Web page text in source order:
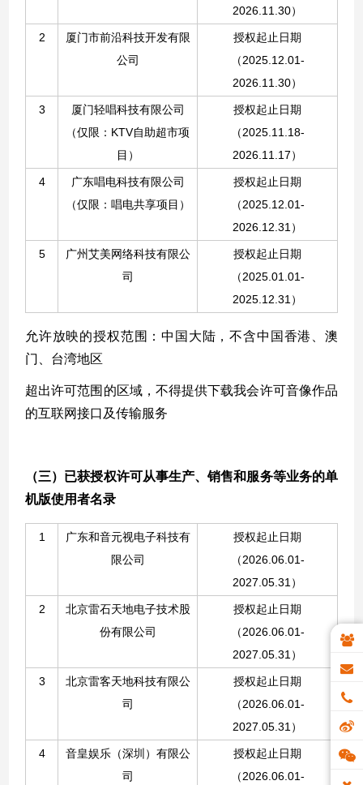
2026.11.30）
2 厦门市前沿科技开发有限
公司
授权起止日期
（2025.12.01-
2026.11.30）
3
厦门轻唱科技有限公司
（仅限： KTV自助超市项
目）
授权起止日期
（2025.11.18-
2026.11.17）
4
广东唱电科技有限公司
（仅限：唱电共享项目）
授权起止日期
（2025.12.01-
2026.12.31）
5
广州艾美网络科技有限公
司
授权起止日期
（2025.01.01-
2025.12.31）
允许放映的授权范围：中国大陆，不含中国香港、澳
门、台湾地区
超出许可范围的区域，不得提供下载我会许可音像作品
的互联网接口及传输服务
（三） 已获授权许可从事生产、销售和服务等业务的单
机版使用者名录
1
广东和音元视电子科技有
限公司
授权起止日期
（2026.06.01-
2027.05.31）
2
北京雷石天地电子技术股
份有限公司
授权起止日期
（2026.06.01-
2027.05.31 ）
3
北京雷客天地科技有限公
司
授权起止日期
（2026.06.01-
2027.05.31 ）
4
音皇娱乐（深圳）有限公
司
授权起止日期
（2026.06.01-